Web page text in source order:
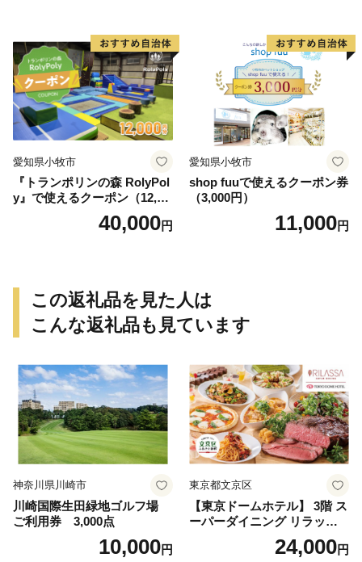
愛知県小牧市
『トランポリンの森 RolyPol
y』で使えるクーポン（12,00
40,000円
愛知県小牧市
shop fuuで使えるクーポン券
（3,000円）
11,000円
この返礼品を見た人は
こんな返礼品も見ています
神奈川県川崎市
川崎国際生田緑地ゴルフ場
ご利用券 3,000点
10,000円
東京都文京区
【東京ドームホテル】 3階 ス
ーパーダイニング リラッサ
ランチブッフェ お食事券 大
人1名様分 関東 東京 ご利用
24,000円